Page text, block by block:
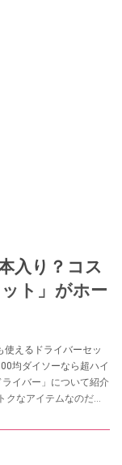
入り？コス
ト」がホー
えるドライバーセッ
均ダイソーなら超ハイ
イバー」について紹介
クなアイテムなのだと